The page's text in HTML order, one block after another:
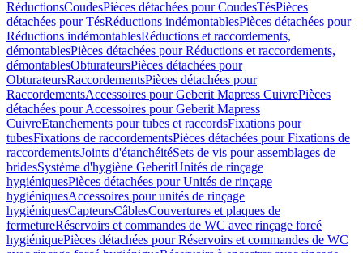
RéductionsCoudesPièces détachées pour CoudesTésPièces
détachées pour TésRéductions indémontablesPièces détachées pour
Réductions indémontablesRéductions et raccordements,
démontablesPièces détachées pour Réductions et raccordements,
démontablesObturateursPièces détachées pour
ObturateursRaccordementsPièces détachées pour
RaccordementsAccessoires pour Geberit Mapress CuivrePièces
détachées pour Accessoires pour Geberit Mapress
CuivreEtanchements pour tubes et raccordsFixations pour
tubesFixations de raccordementsPièces détachées pour Fixations de
raccordementsJoints d'étanchéitéSets de vis pour assemblages de
bridesSystème d'hygiène GeberitUnités de rinçage
hygiéniquesPièces détachées pour Unités de rinçage
hygiéniquesAccessoires pour unités de rinçage
hygiéniquesCapteursCâblesCouvertures et plaques de
fermetureRéservoirs et commandes de WC avec rinçage forcé
hygiéniquePièces détachées pour Réservoirs et commandes de WC